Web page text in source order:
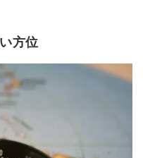
方位